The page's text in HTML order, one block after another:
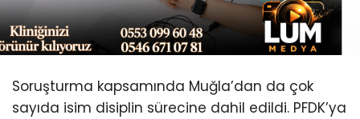
Soruşturma kapsamında Muğla’dan da çok
sayıda isim disiplin sürecine dahil edildi. PFDK’ya